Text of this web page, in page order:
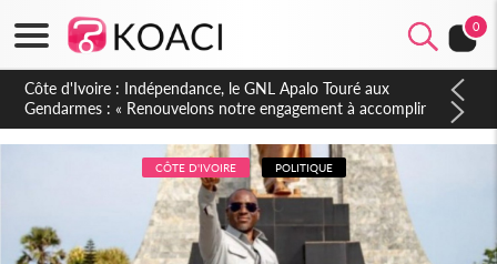
0
Sierra Leone : Un projet de réforme constitutionnelle en
gestation, points clés des amendements, un exclu d'avance
CÔTE D'IVOIRE POLITIQUE